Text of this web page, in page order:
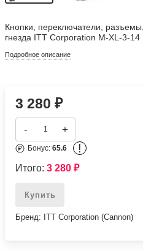
Кнопки, переключатели,
гнезда ITT Corporation M-XL-3-14
Подробное описание
3 280₽
- +
Бонус:65.6 !
Итого:3 280₽
Купить
Бренд: ITT Corporation (Cannon)